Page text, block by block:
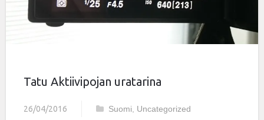
Tatu Aktiivipojan uratarina
26/04/2016 Suomi Uncategorized